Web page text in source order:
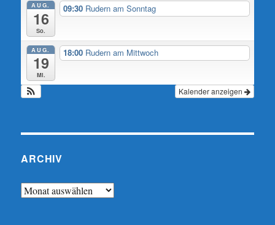
AUG.
16
So.
09:30 Rudern am Sonntag
AUG.
19
Mi.
18:00 Rudern am Mittwoch
Kalender anzeigen
ARCHIV
Archiv